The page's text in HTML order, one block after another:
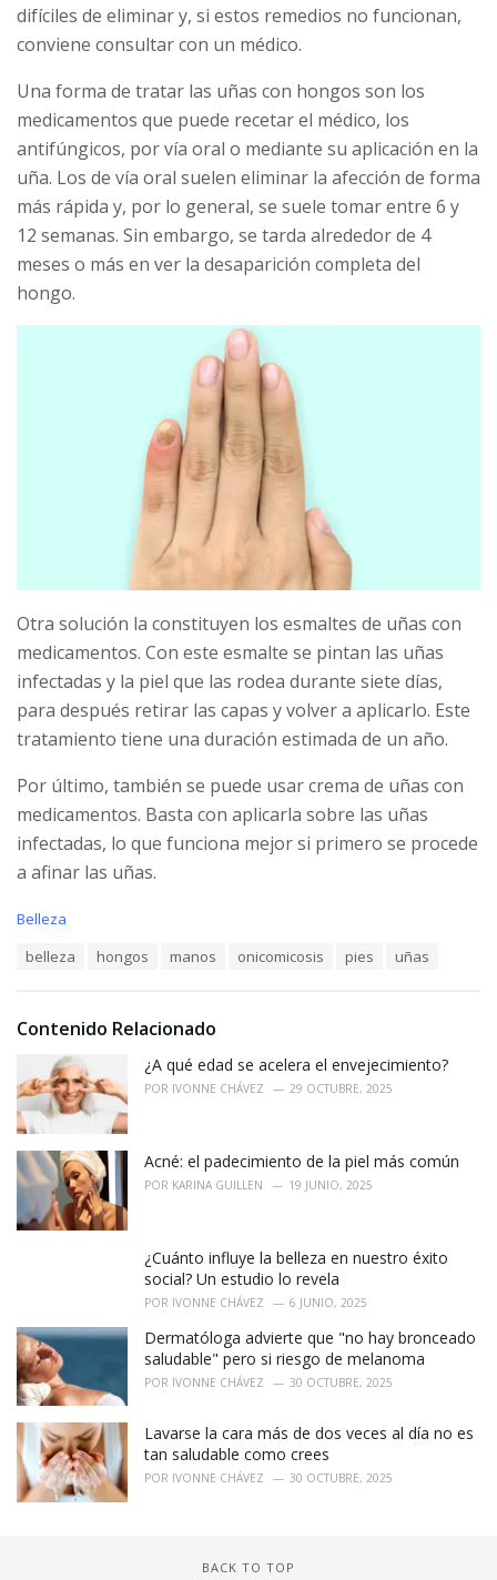
difíciles de eliminar y, si estos remedios no funcionan,
conviene consultar con un médico.
Una forma de tratar las uñas con hongos son los
medicamentos que puede recetar el médico, los
antifúngicos, por vía oral o mediante su aplicación en la
uña. Los de vía oral suelen eliminar la afección de forma
más rápida y, por lo general, se suele tomar entre 6 y
12 semanas. Sin embargo, se tarda alrededor de 4
meses o más en ver la desaparición completa del
hongo.
Otra solución la constituyen los esmaltes de uñas con
medicamentos. Con este esmalte se pintan las uñas
infectadas y la piel que las rodea durante siete días,
para después retirar las capas y volver a aplicarlo. Este
tratamiento tiene una duración estimada de un año.
Por último, también se puede usar crema de uñas con
medicamentos. Basta con aplicarla sobre las uñas
infectadas, lo que funciona mejor si primero se procede
a afinar las uñas.
C
r
s
:
Belleza
:
belleza hongos manos onicomicosis pies uñas
Contenido Relacionado
¿A qué edad se acelera el envejecimiento?
POR IVONNE CHÁVEZ 29 OCTUBRE, 2025
Acné: el padecimiento de la piel más común
POR KARINA GUILLEN 19 JUNIO, 2025
¿Cuánto influye la belleza en nuestro éxito
social? Un estudio lo revela
POR IVONNE CHÁVEZ 6 JUNIO, 2025
Dermatóloga advierte que "no hay bronceado
saludable" pero si riesgo de melanoma
POR IVONNE CHÁVEZ 30 OCTUBRE, 2025
Lavarse la cara más de dos veces al día no es
tan saludable como crees
POR IVONNE CHÁVEZ 30 OCTUBRE, 2025
BACK TO TOP